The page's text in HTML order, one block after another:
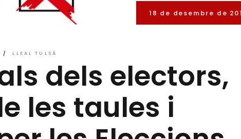
18 de desembre de
LLEAL TULSÀ
dels electors,
les taules i